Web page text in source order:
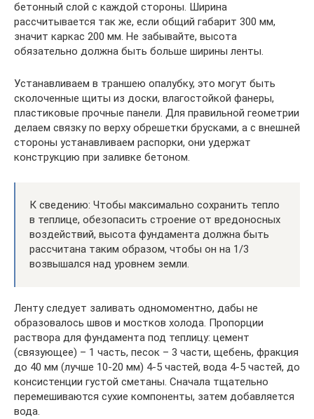
бетонный слой с каждой стороны. Ширина
рассчитывается так же, если общий габарит 300 мм,
значит каркас 200 мм. Не забывайте, высота
обязательно должна быть больше ширины ленты.
Устанавливаем в траншею опалубку, это могут быть
сколоченные щиты из доски, влагостойкой фанеры,
пластиковые прочные панели. Для правильной геометрии
делаем связку по верху обрешетки брусками, а с внешней
стороны устанавливаем распорки, они удержат
конструкцию при заливке бетоном.
К сведению: Чтобы максимально сохранить тепло
в теплице, обезопасить строение от вредоносных
воздействий, высота фундамента должна быть
рассчитана таким образом, чтобы он на 1/3
возвышался над уровнем земли.
Ленту следует заливать одномоментно, дабы не
образовалось швов и мостков холода. Пропорции
раствора для фундамента под теплицу: цемент
(связующее) – 1 часть, песок – 3 части, щебень, фракция
до 40 мм (лучше 10-20 мм) 4-5 частей, вода 4-5 частей, до
консистенции густой сметаны. Сначала тщательно
перемешиваются сухие компоненты, затем добавляется
вода.